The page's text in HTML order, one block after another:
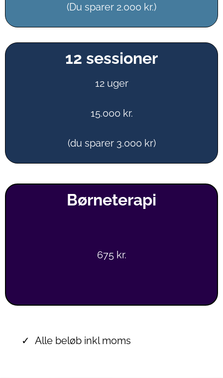
(Du sparer 2.000 kr.)
12 sessioner
12 uger
15.000 kr.
(du sparer 3.000 kr)
Børneterapi
675 kr.
Alle beløb inkl moms